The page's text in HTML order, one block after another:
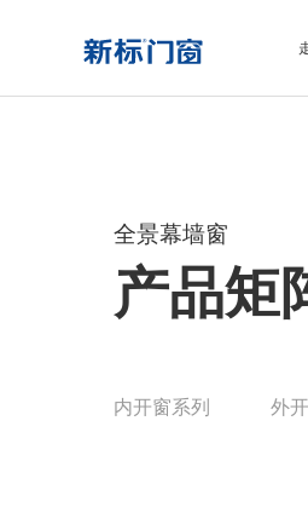
全景幕墙窗
产品矩
内开窗系列 外